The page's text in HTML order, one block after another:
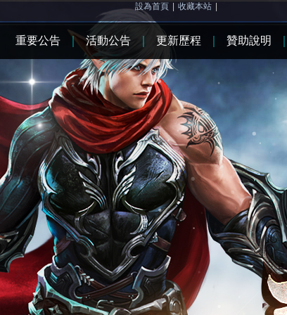
設為首頁 收藏本站